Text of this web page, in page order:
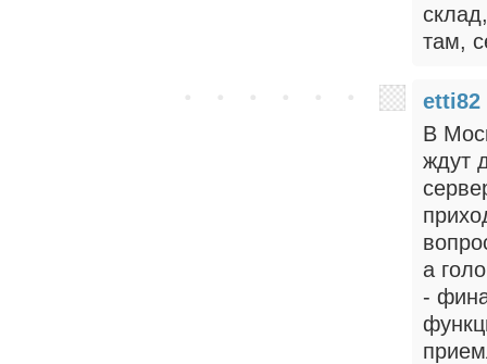
там,
etti82
В
ждут
а
-